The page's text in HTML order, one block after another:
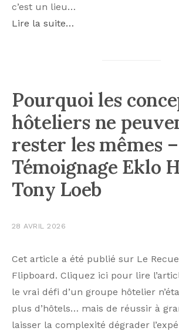
c’est un lieu…
Lire la suite…
Pourquoi les
hôteliers ne
rester les mêmes –
Témoignage Eklo
Tony Loeb
28 AVRIL 2026
Cet article a été publié sur Le
Flipboard. Cliquez ici pour lire
le vrai défi d’un groupe hôtelier
plus d’hôtels… mais de réussir à
laisser la complexité dégrader